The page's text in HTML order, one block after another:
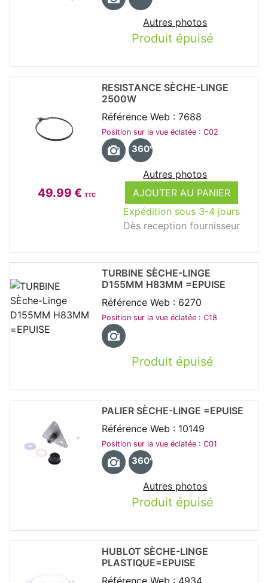
Produit épuisé
Autres photos
49.99 € TTC
AJOUTER AU PANIER
Expédition sous 3-4 jours
Dès reception fournisseur
RESISTANCE SÈCHE-LINGE
2500W
Référence Web : 7688
Position sur la vue éclatée : C02
360°
Autres photos
Produit épuisé
TURBINE SÈCHE-LINGE
D155MM H83MM =EPUISE
Référence Web : 6270
Position sur la vue éclatée : C18
Produit épuisé
PALIER SÈCHE-LINGE =EPUISE
Référence Web : 10149
Position sur la vue éclatée : C01
360°
Autres photos
HUBLOT SÈCHE-LINGE
PLASTIQUE=EPUISE
Référence Web : 4934